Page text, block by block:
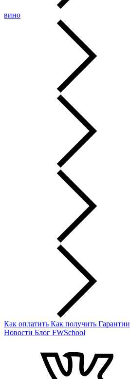
вино
Как оплатить Как получить Гарантии
Новости Блог FWSchool